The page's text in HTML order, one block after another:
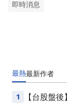
即時消息
最熱最新作者
1 【台股盤